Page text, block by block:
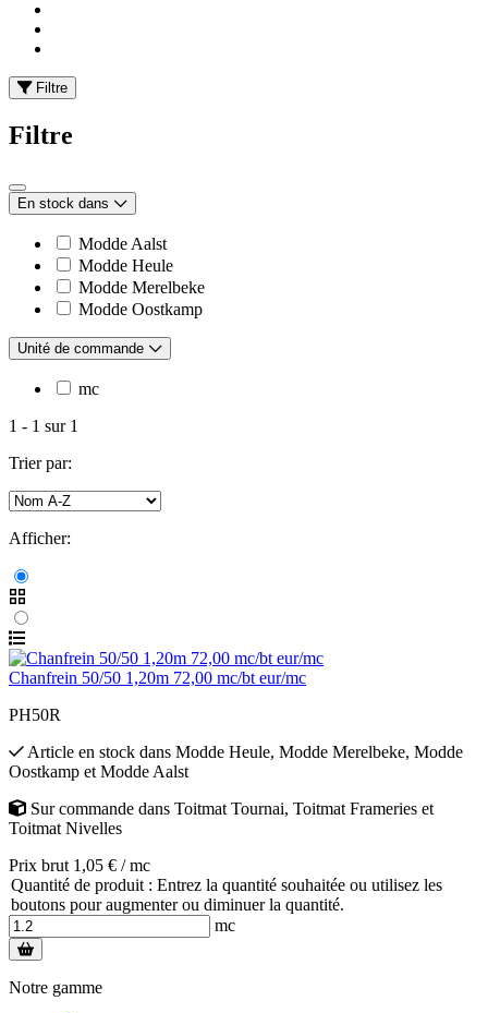
Filtre
Filtre
En stock dans
Modde Aalst
Modde Heule
Modde Merelbeke
Modde Oostkamp
Unité de commande
mc
1 - 1 sur1
Trier par:
Afficher:
Chanfrein 50/50 1,20m 72,00 mc/bt eur/mc
PH50R
Article en stock dans Modde Heule, Modde Merelbeke, Modde
Oostkamp et Modde Aalst
Sur commande dans Toitmat Tournai, Toitmat Frameries et
Toitmat Nivelles
Prix brut 1,05 € / mc
Quantité de produit : Entrez la quantité souhaitée ou utilisez les
boutons pour augmenter ou diminuer la quantité.
mc
Notre gamme